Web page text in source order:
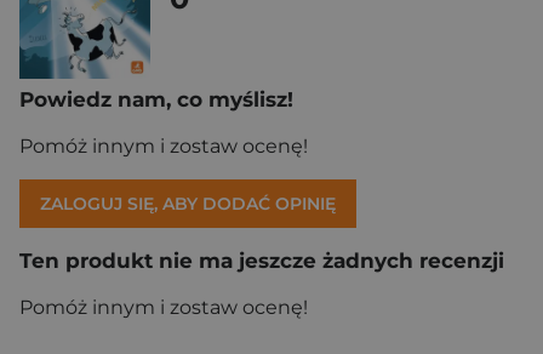
Powiedz nam, co myślisz!
Pomóż innym i zostaw ocenę!
ZALOGUJ SIĘ, ABY DODAĆ OPINIĘ
Ten produkt nie ma jeszcze żadnych recenzji
Pomóż innym i zostaw ocenę!